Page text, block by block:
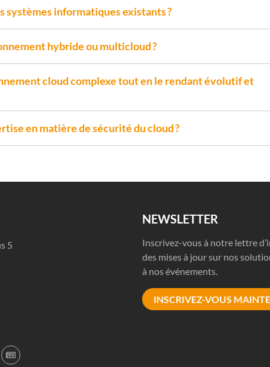
systèmes informatiques existants ?
hybride ou multicloud ?
cloud complexe tout en le rendant évolutif et
en matière de sécurité du cloud ?
5

NEWSLETTER
Inscrivez-vous à notre lettre
des mises à jour sur nos
à nos événements.
INSCRIVEZ-VOUS